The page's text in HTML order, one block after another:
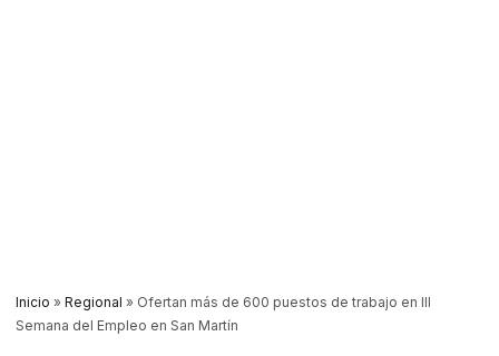
Inicio » Regional » Ofertan más de 600 puestos de trabajo en III
Semana del Empleo en San Martín